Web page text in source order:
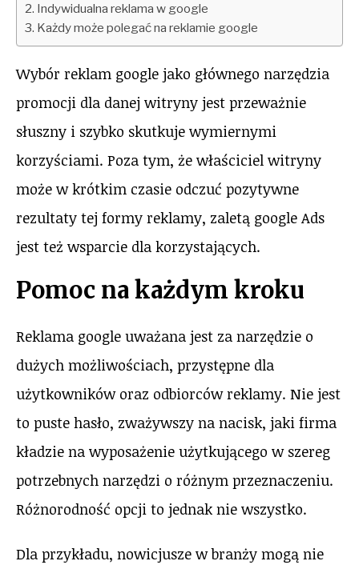
Indywidualna reklama w google
Każdy może polegać na reklamie google
Wybór reklam google jako głównego narzędzia
promocji dla danej witryny jest przeważnie
słuszny i szybko skutkuje wymiernymi
korzyściami. Poza tym, że właściciel witryny
może w krótkim czasie odczuć pozytywne
rezultaty tej formy reklamy, zaletą google Ads
jest też wsparcie dla korzystających.
Pomoc na każdym kroku
Reklama google uważana jest za narzędzie o
dużych możliwościach, przystępne dla
użytkowników oraz odbiorców reklamy. Nie jest
to puste hasło, zważywszy na nacisk, jaki firma
kładzie na wyposażenie użytkującego w szereg
potrzebnych narzędzi o różnym przeznaczeniu.
Różnorodność opcji to jednak nie wszystko.
Dla przykładu, nowicjusze w branży mogą nie